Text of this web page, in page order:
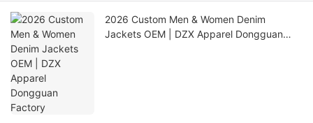
2026 Custom Men & Women Denim
Jackets OEM | DZX Apparel Dongguan